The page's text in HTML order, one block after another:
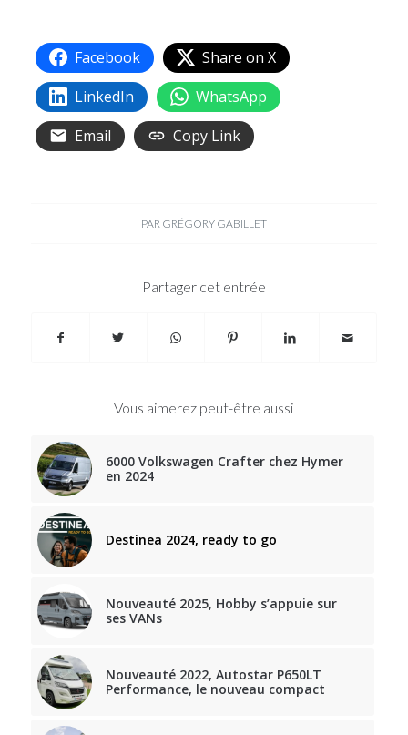
Facebook
Share on X
LinkedIn
WhatsApp
Email
Copy Link
PAR GRÉGORY GABILLET
Partager cet entrée
Vous aimerez peut-être aussi
6000 Volkswagen Crafter chez Hymer
en 2024
Destinea 2024, ready to go
Nouveauté 2025, Hobby s’appuie sur
ses VANs
Nouveauté 2022, Autostar P650LT
Performance, le nouveau compact